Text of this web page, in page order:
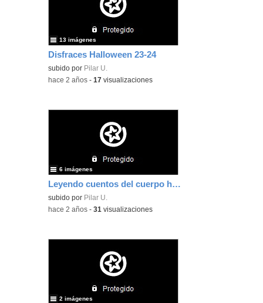
Disfraces Halloween 23-24
subido por Pilar U.
13 imágenes
-hace 2 años -17 visualizaciones
Leyendo cuentos del cuerpo humano 14-11-23
subido por Pilar U.
6 imágenes
-hace 2 años -31 visualizaciones
2 imágenes